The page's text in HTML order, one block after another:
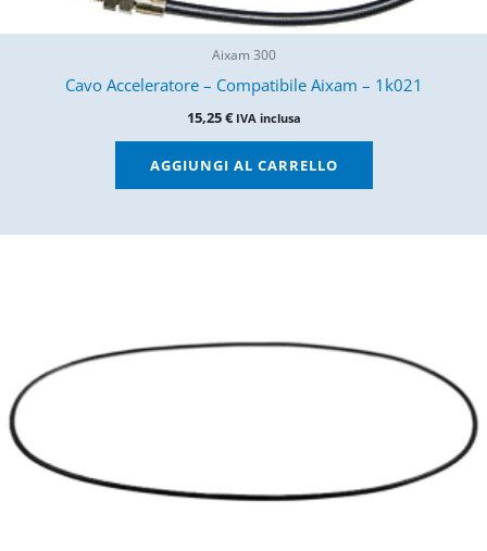
Aixam 300
Cavo Acceleratore – Compatibile Aixam – 1k021
15,25€ IVA inclusa
AGGIUNGI AL CARRELLO